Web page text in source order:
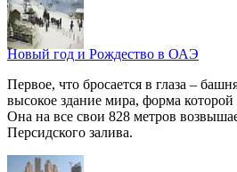
Новый год и Рождество в ОАЭ
Первое, что бросается в глаза –
высокое здание мира, форма которой
Она на все свои 828 метров
Персидского залива.